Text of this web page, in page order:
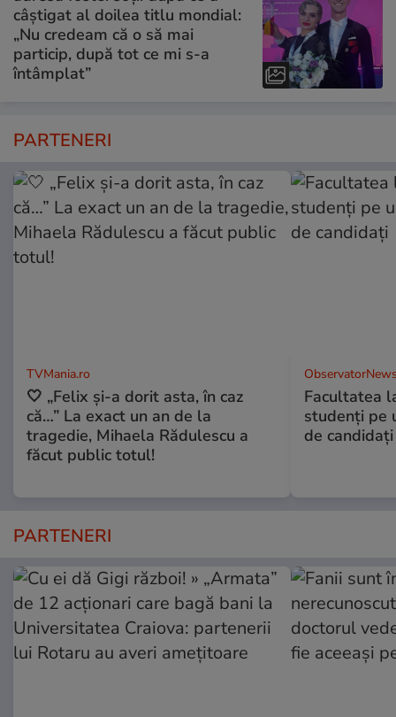
câștigat al doilea titlu mondial:
„Nu credeam că o să mai
particip, după tot ce mi s-a
întâmplat”
PARTENERI
TVMania.ro
🤍 „Felix și-a dorit asta, în caz
că…” La exact un an de la
tragedie, Mihaela Rădulescu a
făcut public totul!
Facultatea
studenţi pe
de candidaţi
PARTENERI